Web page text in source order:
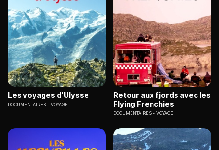
Les voyages d'Ulysse
DOCUMENTAIRES VOYAGE
Retour aux fjords avec les
Flying Frenchies
DOCUMENTAIRES VOYAGE